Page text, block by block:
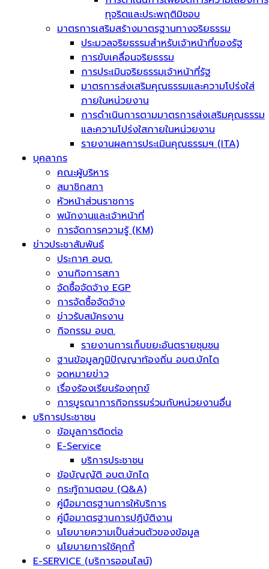
ทุจริตและประพฤติมิชอบ
มาตรการเสริมสร้างมาตรฐานทางจริยธรรม
ประมวลจริยธรรมสำหรับเจ้าหน้าที่ของรัฐ
การขับเคลื่อนจริยธรรม
การประเมินจริยธรรมเจ้าหน้าที่รัฐ
มาตรการส่งเสริมคุณธรรมและความโปร่งใส่
ภายในหน่วยงาน
การดำเนินการตามมาตรการส่งเสริมคุณธรรม
และความโปร่งใสภายในหน่วยงาน
รายงานผลการประเมินคุณธรรมฯ (ITA)
บุคลากร
คณะผู้บริหาร
สมาชิกสภา
หัวหน้าส่วนราชการ
พนักงานและเจ้าหน้าที่
การจัดการความรู้ (KM)
ข่าวประชาสัมพันธ์
ประกาศ อบต.
งานกิจการสภา
จัดซื้อจัดจ้าง EGP
การจัดซื้อจัดจ้าง
ข่าวรับสมัครงาน
กิจกรรม อบต.
รายงานการเก็บขยะอันตรายชุมชน
ฐานข้อมูลภูมิปัญญาท้องถิ่น อบต.บักได
จดหมายข่าว
เรื่องร้องเรียนร้องทุกข์
การบูรณาการกิจกรรมร่วมกับหน่วยงานอื่น
บริการประชาชน
ข้อมูลการติดต่อ
E-Service
บริการประชาชน
ข้อบัญญัติ อบต.บักได
กระทู้ถามตอบ (Q&A)
คู่มือมาตรฐานการให้บริการ
คู่มือมาตรฐานการปฏิบัติงาน
นโยบายความเป็นส่วนตัวของข้อมูล
นโยบายการใช้คุกกี้
E-SERVICE (บริการออนไลน์)